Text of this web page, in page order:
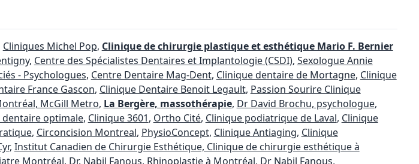
Cliniques Michel Pop, Clinique de chirurgie plastique et esthétique Mario F. Bernier
, Centre des Spécialistes Dentaires et Implantologie (CSDI), Sexologue Annie
- Psychologues, Centre Dentaire Mag-Dent, Clinique dentaire de Mortagne, Clinique
France Gascon, Clinique Dentaire Benoit Legault, Passion Sourire Clinique
McGill Metro, La Bergère, massothérapie, Dr David Brochu, psychologue,
dentaire optimale, Clinique 3601, Ortho Cité, Clinique podiatrique de Laval, Clinique
, Circoncision Montreal, PhysioConcept, Clinique Antiaging, Clinique
, Institut Canadien de Chirurgie Esthétique, Clinique de chirurgie esthétique à
Montréal, Dr. Nabil Fanous, Rhinoplastie à Montréal, Dr Nabil Fanous,